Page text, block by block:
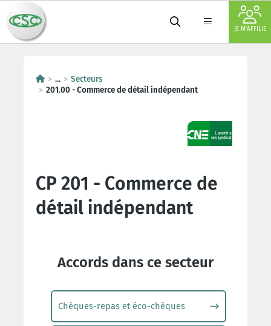
JE M'AFFILIE
...
Secteurs
201.00 - Commerce de détail indépendant
CP 201 - Commerce de
détail indépendant
Accords dans ce secteur
Chèques-repas et éco-chèques